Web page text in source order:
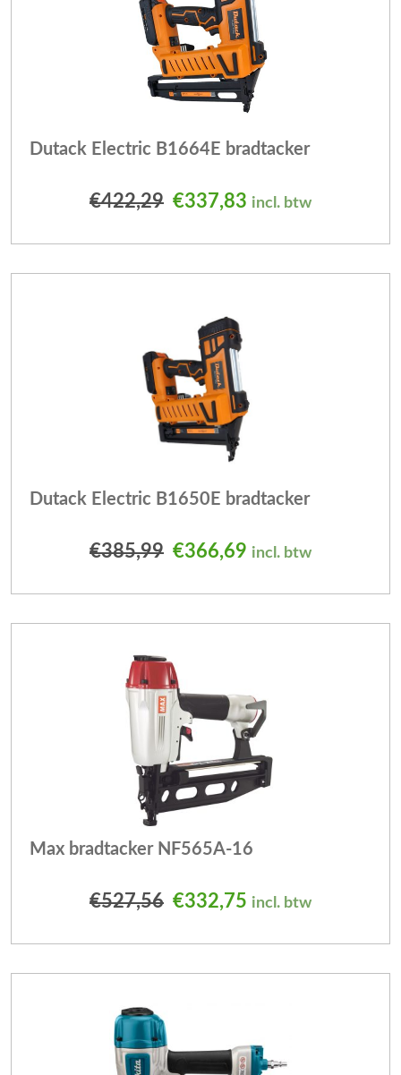
Dutack Electric B1664E bradtacker
€422,29 Oorspronkelijke prijs
€337,83 Huidige prijs is:
incl. btw
Dutack Electric B1650E bradtacker
€385,99 Oorspronkelijke prijs
€366,69 Huidige prijs is:
incl. btw
Max bradtacker NF565A-16
€527,56 Oorspronkelijke prijs
€332,75 Huidige prijs is:
incl. btw